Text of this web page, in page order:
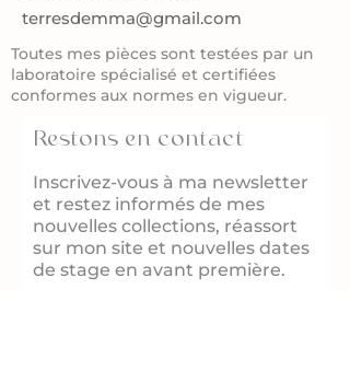
terresdemma@gmail.com
Toutes mes pièces sont testées par un
laboratoire spécialisé et certifiées
conformes aux normes en vigueur.
Restons en contact
Inscrivez-vous à ma newsletter
et restez informés de mes
nouvelles collections, réassort
sur mon site et nouvelles dates
de stage en avant première.